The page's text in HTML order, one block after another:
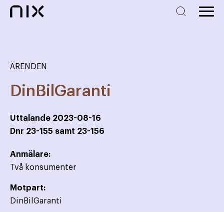
ÄRENDEN
DinBilGaranti
Uttalande 2023-08-16
Dnr 23-155 samt 23-156
Anmälare:
Två konsumenter
Motpart:
DinBilGaranti